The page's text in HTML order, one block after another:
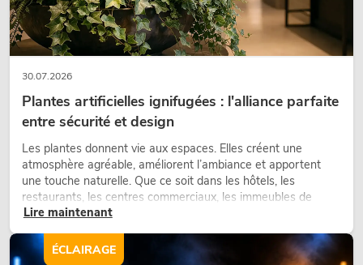
30.07.2026
Plantes artificielles ignifugées : l'alliance parfaite
entre sécurité et design
Les plantes donnent vie aux espaces. Elles créent une
atmosphère agréable, améliorent l’ambiance et apportent
une touche naturelle. Que ce soit dans les hôtels, les
restaurants, les centres commerciaux, les immeubles de
bureaux ou sur les stands d’exposition, une végétalisation de
d’aménagement modernes.
Lire maintenant
ÉCLAIRAGE